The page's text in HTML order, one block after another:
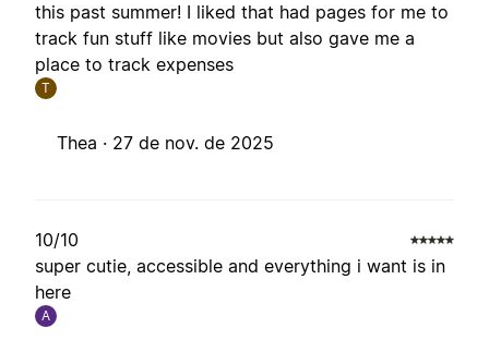
this past summer! I liked that had pages for me to
track fun stuff like movies but also gave me a
place to track expenses
T
Thea · 27 de nov. de 2025
10/10
super cutie, accessible and everything i want is in
here
A